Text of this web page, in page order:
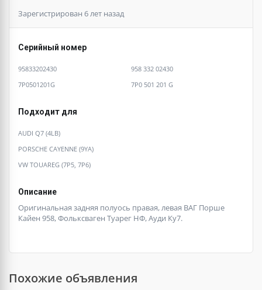
Зарегистрирован 6 лет назад
Серийный номер
95833202430
958 332 02430
7P0501201G
7P0 501 201 G
Подходит для
AUDI Q7 (4LB)
PORSCHE CAYENNE (9YA)
VW TOUAREG (7P5, 7P6)
Описание
Оригинальная задняя полуось правая, левая ВАГ Порше
Кайен 958, Фольксваген Туарег НФ, Ауди Ку7.
Похожие объявления